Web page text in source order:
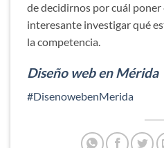
de decidirnos por cuál poner
interesante investigar qué
la competencia.
Diseño web en Mérida
#DisenowebenMerida